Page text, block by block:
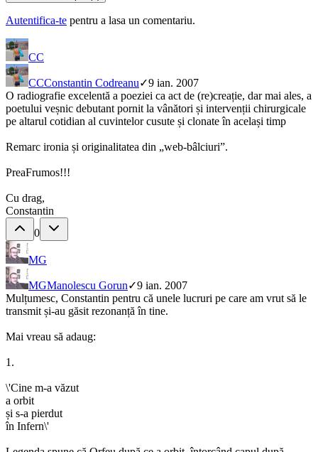
Autentifica-te pentru a lasa un comentariu.
CC
CCConstantin Codreanu✓9 ian. 2007
O radiografie excelentă a poeziei ca act de (re)creație, dar mai ales, a
poetului veșnic debutant pornit la vânători și intervenții chirurgicale
pe altarul cotidian al cuvintelor cusute și clonate în același timp
Remarc ironia și originalitatea din „web-bâlciuri”.
PreaFrumos!!!
Cu drag,
Constantin
0
MG
MGManolescu Gorun✓9 ian. 2007
Mulțumesc, Constantin pentru că unele lucruri pe care am vrut să le
transmit și-au găsit rezonanță în tine.
Mai vreau să adaug:
1.
\'Cine m-a văzut
a orbit
și s-a pierdut
în Infern\'